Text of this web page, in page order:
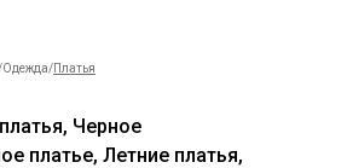
Черное
платье, Летние платья,
Одежда/Платья